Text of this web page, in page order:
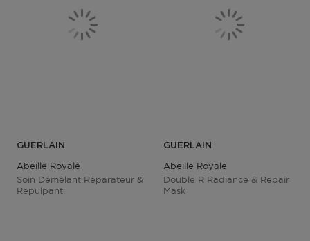
GUERLAIN
Abeille Royale
Soin Démêlant Réparateur &
Repulpant
GUERLAIN
Abeille Royale
Double R Radiance & Repair
Mask